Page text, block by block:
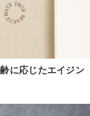
に応じたエイジン